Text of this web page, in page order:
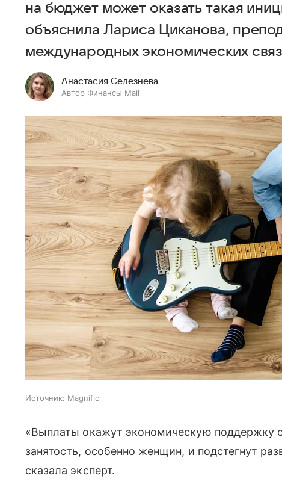
на бюджет может оказать такая
объяснила Лариса Циканова,
международных экономических
Анастасия Селезнева
Автор Финансы Mail
Источник: Magnific
«Выплаты окажут экономическую поддержку
занятость, особенно женщин, и подстегнут
сказала эксперт.